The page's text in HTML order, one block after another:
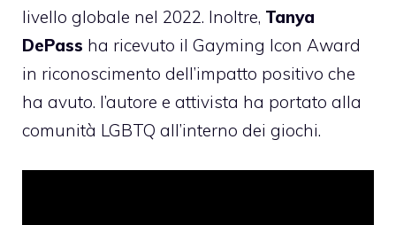
livello globale nel 2022. Inoltre, Tanya
DePass ha ricevuto il Gayming Icon Award
in riconoscimento dell’impatto positivo che
ha avuto. l’autore e attivista ha portato alla
comunità LGBTQ all’interno dei giochi.